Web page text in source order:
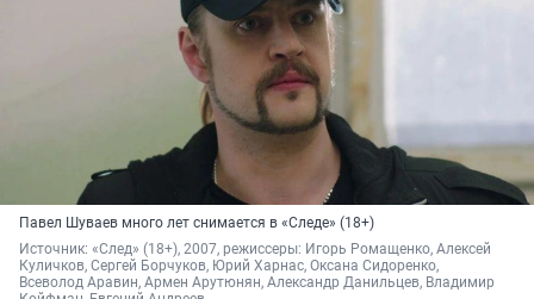
Павел Шуваев много лет снимается в «Следе» (18+)
Источник: «След» (18+), 2007, режиссеры: Игорь Ромащенко, Алексей
Куличков, Сергей Борчуков, Юрий Харнас, Оксана Сидоренко,
Всеволод Аравин, Армен Арутюнян, Александр Данильцев, Владимир